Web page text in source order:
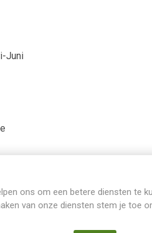
Juni
bearded) Hoge baardiris
ons om een betere diensten te
van onze diensten stem je toe